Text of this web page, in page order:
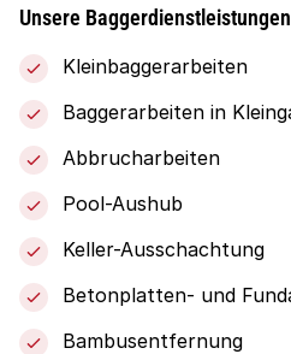
Unsere
Kleinbaggerarbeiten
Baggerarbeiten in
Abbrucharbeiten
Pool-Aushub
Keller-Ausschachtung
Betonplatten- und
Bambusentfernung